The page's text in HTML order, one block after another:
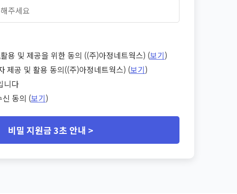
용 및 제공을 위한 동의 ((주)아정네트웍스) (보기)
제공 및 활용 동의((주)아정네트웍스) (보기)
니다
동의 (보기)
비밀 지원금 3초 안내 >